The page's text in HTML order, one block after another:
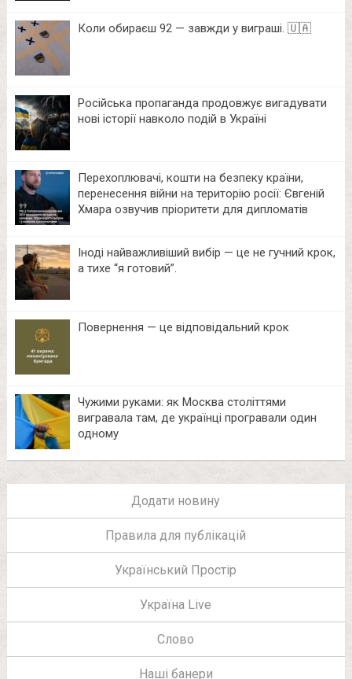
Коли обираєш 92 — завжди у виграші. 🇺🇦
Російська пропаганда продовжує вигадувати
нові історії навколо подій в Україні
Перехоплювачі, кошти на безпеку країни,
перенесення війни на територію росії: Євгеній
Хмара озвучив пріоритети для дипломатів
Іноді найважливіший вибір — це не гучний крок,
а тихе “я готовий”.
Повернення — це відповідальний крок
Чужими руками: як Москва століттями
вигравала там, де українці програвали один
одному
Додати новину
Правила для публікацій
Український Простір
Україна Live
Слово
Наші банери